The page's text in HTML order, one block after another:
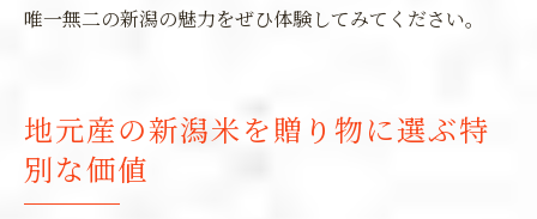
唯一無二の新潟の魅力をぜひ体験してみてください。
地元産の新潟米を贈り物に選ぶ特
別な価値